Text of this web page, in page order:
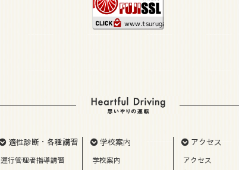
適性診断・各種講習
運行管理者指導講習
学校案内
学校案内
アクセス
アクセス